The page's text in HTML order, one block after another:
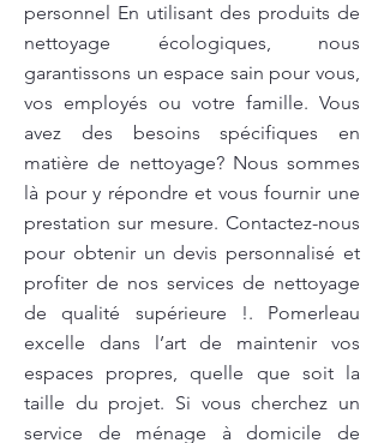
personnel En utilisant des produits de
nettoyage écologiques, nous
garantissons un espace sain pour vous,
vos employés ou votre famille. Vous
avez des besoins spécifiques en
matière de nettoyage? Nous sommes
là pour y répondre et vous fournir une
prestation sur mesure. Contactez-nous
pour obtenir un devis personnalisé et
profiter de nos services de nettoyage
de qualité supérieure !. Pomerleau
excelle dans l’art de maintenir vos
espaces propres, quelle que soit la
taille du projet. Si vous cherchez un
service de ménage à domicile de